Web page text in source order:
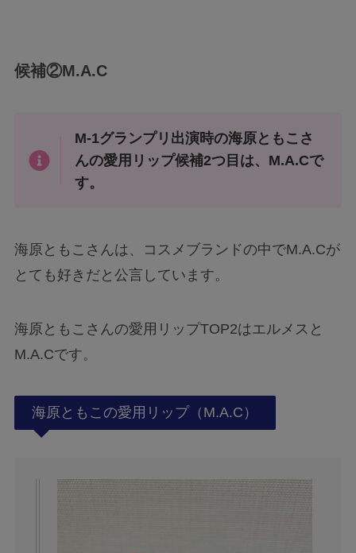
候補②M.A.C
M-1グランプリ出演時の海原ともこさ
んの愛用リップ候補2つ目は、M.A.Cで
す。
海原ともこさんは、コスメブランドの中でM.A.Cが
とても好きだと公言しています。
海原ともこさんの愛用リップTOP2はエルメスと
M.A.Cです。
海原ともこの愛用リップ（M.A.C）